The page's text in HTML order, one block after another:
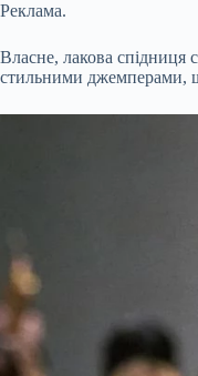
Реклама.
Власне, лакова спідниця
стильними джемперами,